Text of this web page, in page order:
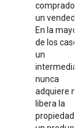
comprador y
un vendedor.
En la
de los casos,
un
nunca
adquiere ni
libera la
propiedad